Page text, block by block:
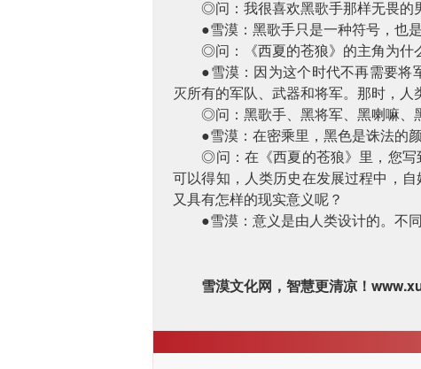
◎问：我很喜欢黑歌手那样无畏的
●雪漠：黑歌手只是一种符号，也
◎问：《西夏的苍狼》的主角为什
●雪漠：因为这个时代不再需要将
灭所有的军队、武器和将军。那时，人
◎问：黑歌手、黑将军、黑喇嘛、
●雪漠：在密乘里，黑色是诛法的
◎问：在《西夏的苍狼》里，您写
可以得知，人类历史在发展过程中，
又具有怎样的现实意义呢？
●雪漠：意义是由人类设计的。不
雪漠文化网，智慧更清凉！